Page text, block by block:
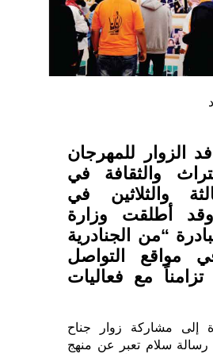
الزوار للمهرجان
والثقافة في
والثلاثين في
وقد أطلقت وزارة
“من الجنادرية
مواقع التواصل
تزامناً مع فعاليات
إلى مشاركة زوار جناح
رسالة سلام تعبر عن منهج